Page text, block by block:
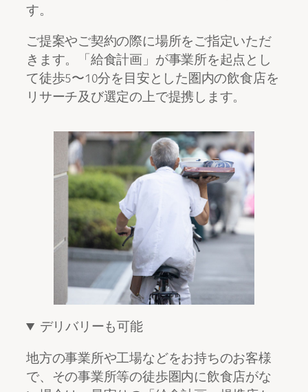
す。
ご提案やご契約の際に場所をご指定いただ
きます。「給食計画」が事業所を起点とし
て徒歩5〜10分を目安とした圏内の飲食店を
リサーチ及び選定の上で提携します。
デリバリーも可能
地方の事業所や工場などをお持ちのお客様
で、その事業所等の徒歩圏内に飲食店がな